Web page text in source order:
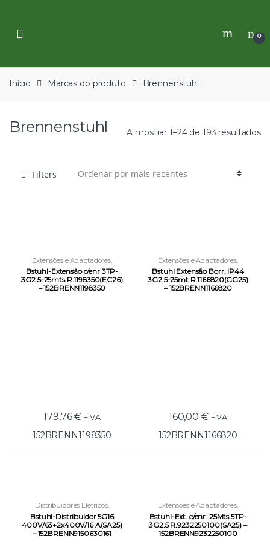
navigation
content
0
Início Marcas do produto Brennenstuhl
Brennenstuhl A mostrar 1–24 de 193 resultados
Filters
Extensões e Adaptadores,
Ferramentas Iluminação e
Condução Elétrica
Bstuhl-Extensão c/enr 3TP-
3G2.5-25mts R.1198350(EC26)
– 152BRENN1198350
179,76€ +IVA
152BRENN1198350
Extensões e Adaptadores,
Ferramentas Iluminação e
Condução Elétrica
Bstuhl Extensão Borr. IP44
3G2.5-25mt R.1166820(GG25)
– 152BRENN1166820
160,00 € +IVA
152BRENN1166820
Distribuidores Elétricos,
Ferramentas ,Iluminação e
Condução Elétrica
Bstuhl-Distribuidor 5G16
400V/63+2x400V/16 A(SA25)
– 152BRENN9150630161
Extensões e Adaptadores,
Ferramentas Iluminação e
Condução Elétrica
Bstuhl-Ext. c/enr. 25Mts 5TP-
3G2.5 R.9232250100(SA25) –
152BRENN9232250100